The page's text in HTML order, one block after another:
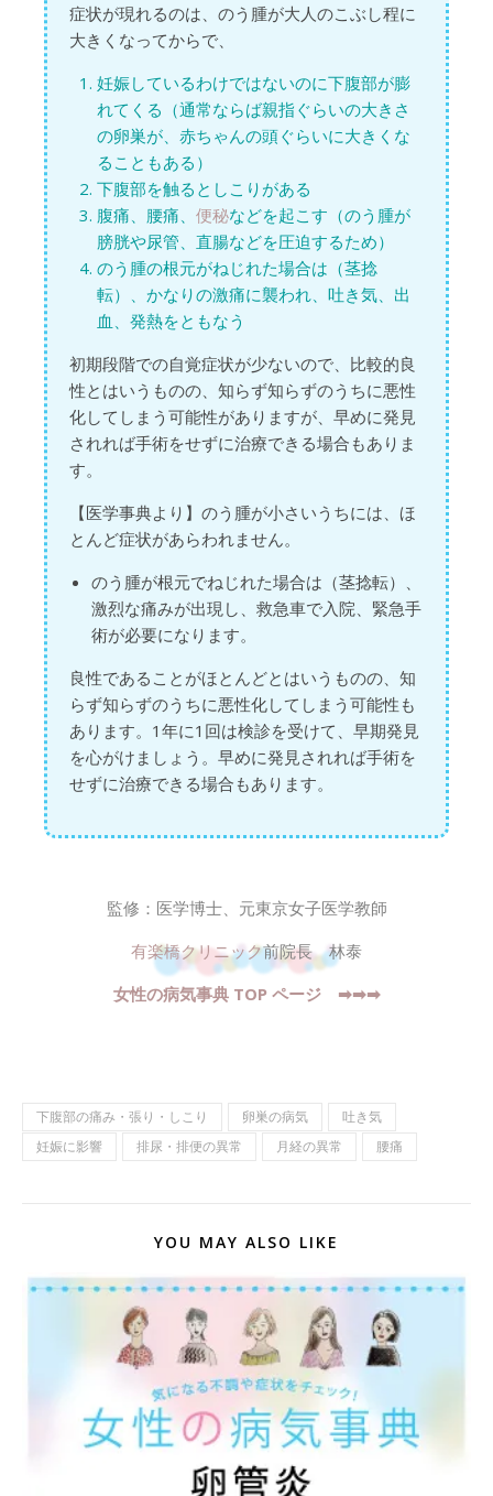
症状が現れるのは、のう腫が大人のこぶし程に
大きくなってからで、
妊娠しているわけではないのに下腹部が膨
れてくる（通常ならば親指ぐらいの大きさ
の卵巣が、赤ちゃんの頭ぐらいに大きくな
ることもある）
下腹部を触るとしこりがある
腹痛、腰痛、 便秘などを起こす（のう腫が
膀胱や尿管、直腸などを圧迫するため）
のう腫の根元がねじれた場合は（茎捻
転）、かなりの激痛に襲われ、吐き気、出
血、発熱をともなう
初期段階での自覚症状が少ないので、比較的良
性とはいうものの、知らず知らずのうちに悪性
化してしまう可能性がありますが、早めに発見
されれば手術をせずに治療できる場合もありま
す。
【医学事典より】のう腫が小さいうちには、ほ
とんど症状があらわれません。
のう腫が根元でねじれた場合は（茎捻転）、
激烈な痛みが出現し、救急車で入院、緊急手
術が必要になります。
良性であることがほとんどとはいうものの、知
らず知らずのうちに悪性化してしまう可能性も
あります。1年に1回は検診を受けて、早期発見
を心がけましょう。早めに発見されれば手術を
せずに治療できる場合もあります。
監修：医学博士、元東京女子医学教師
有楽橋クリニック前院長 林泰
女性の病気事典 TOP ページ ➡︎➡︎➡︎
下腹部の痛み・張り・しこり 卵巣の病気
吐き気
妊娠に影響
排尿・排便の異常 月経の異常 腰痛
YOU MAY ALSO LIKE